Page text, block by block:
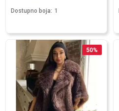
Dostupno boja: 1
50%